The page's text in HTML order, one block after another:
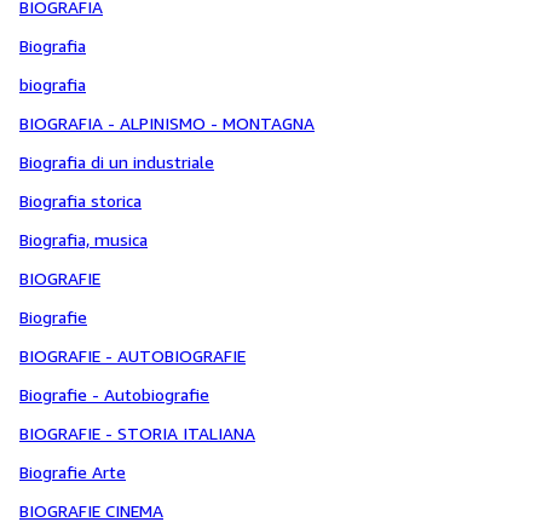
BIOGRAFIA
Biografia
biografia
BIOGRAFIA - ALPINISMO - MONTAGNA
Biografia di un industriale
Biografia storica
Biografia, musica
BIOGRAFIE
Biografie
BIOGRAFIE - AUTOBIOGRAFIE
Biografie - Autobiografie
BIOGRAFIE - STORIA ITALIANA
Biografie Arte
BIOGRAFIE CINEMA